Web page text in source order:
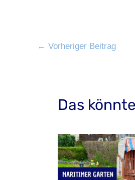
← Vorheriger Beitrag
Das